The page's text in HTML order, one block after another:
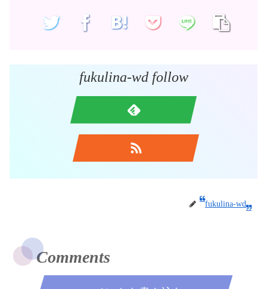
fukulina-wd follow
fukulina-wd
Comments